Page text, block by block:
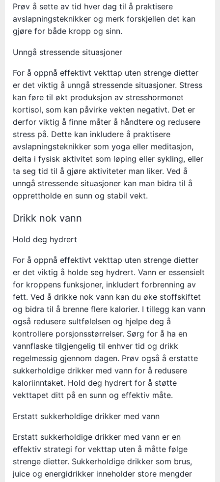
Prøv å sette av tid hver dag til å praktisere
avslapningsteknikker og merk forskjellen det kan
gjøre for både kropp og sinn.
Unngå stressende situasjoner
For å oppnå effektivt vekttap uten strenge dietter
er det viktig å unngå stressende situasjoner. Stress
kan føre til økt produksjon av stresshormonet
kortisol, som kan påvirke vekten negativt. Det er
derfor viktig å finne måter å håndtere og redusere
stress på. Dette kan inkludere å praktisere
avslapningsteknikker som yoga eller meditasjon,
delta i fysisk aktivitet som løping eller sykling, eller
ta seg tid til å gjøre aktiviteter man liker. Ved å
unngå stressende situasjoner kan man bidra til å
opprettholde en sunn og stabil vekt.
Drikk nok vann
Hold deg hydrert
For å oppnå effektivt vekttap uten strenge dietter
er det viktig å holde seg hydrert. Vann er essensielt
for kroppens funksjoner, inkludert forbrenning av
fett. Ved å drikke nok vann kan du øke stoffskiftet
og bidra til å brenne flere kalorier. I tillegg kan vann
også redusere sultfølelsen og hjelpe deg å
kontrollere porsjonsstørrelser. Sørg for å ha en
vannflaske tilgjengelig til enhver tid og drikk
regelmessig gjennom dagen. Prøv også å erstatte
sukkerholdige drikker med vann for å redusere
kaloriinntaket. Hold deg hydrert for å støtte
vekttapet ditt på en sunn og effektiv måte.
Erstatt sukkerholdige drikker med vann
Erstatt sukkerholdige drikker med vann er en
effektiv strategi for vekttap uten å måtte følge
strenge dietter. Sukkerholdige drikker som brus,
juice og energidrikker inneholder store mengder